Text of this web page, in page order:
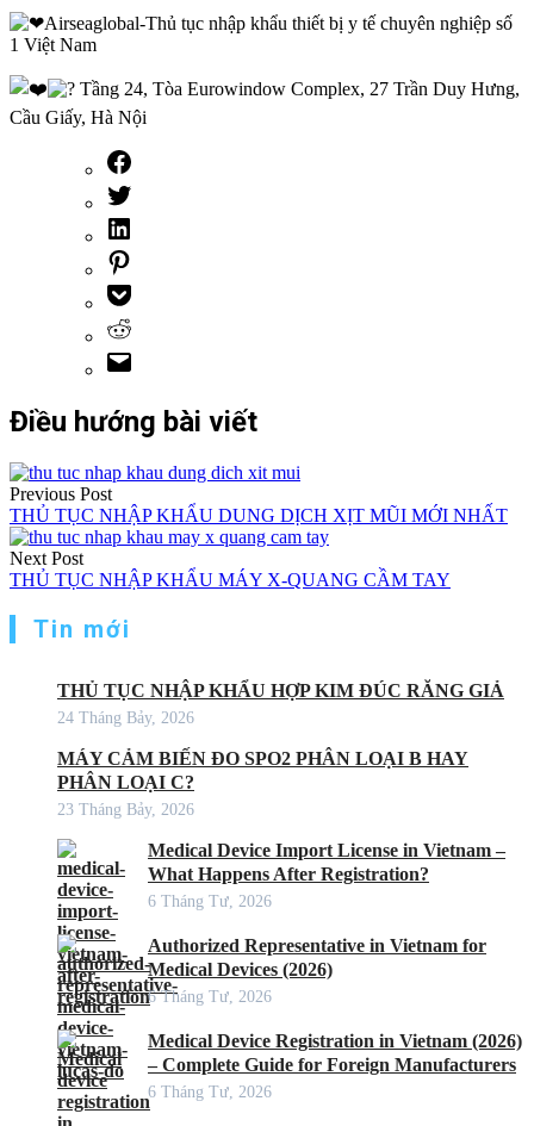
Airseaglobal-Thủ tục nhập khẩu thiết bị y tế chuyên nghiệp số
1 Việt Nam
Tầng 24, Tòa Eurowindow Complex, 27 Trần Duy Hưng,
Cầu Giấy, Hà Nội
Điều hướng bài viết
Previous Post
THỦ TỤC NHẬP KHẨU DUNG DỊCH XỊT MŨI MỚI NHẤT
Next Post
THỦ TỤC NHẬP KHẨU MÁY X-QUANG CẦM TAY
Tin mới
THỦ TỤC NHẬP KHẨU HỢP KIM ĐÚC RĂNG GIẢ
24 Tháng Bảy, 2026
MÁY CẢM BIẾN ĐO SPO2 PHÂN LOẠI B HAY
PHÂN LOẠI C?
23 Tháng Bảy, 2026
Medical Device Import License in Vietnam –
What Happens After Registration?
6 Tháng Tư, 2026
Authorized Representative in Vietnam for
Medical Devices (2026)
6 Tháng Tư, 2026
Medical Device Registration in Vietnam (2026)
– Complete Guide for Foreign Manufacturers
6 Tháng Tư, 2026